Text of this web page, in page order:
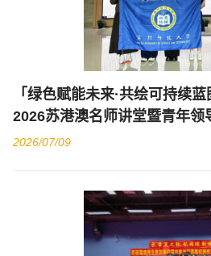
「绿色赋能未来·共绘可持续蓝图」 澳科大学
2026苏港澳名师讲堂暨青年领
2026/07/09